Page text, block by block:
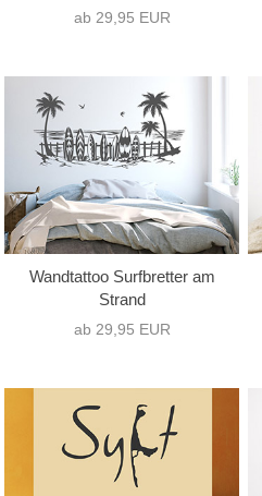
ab 29,95 EUR
Wandtattoo Surfbretter am
Strand
ab 29,95 EUR